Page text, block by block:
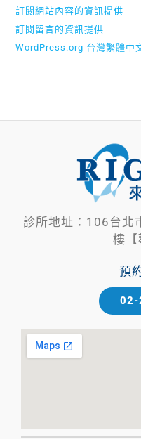
訂閱網站內容的資訊提供
訂閱留言的資訊提供
WordPress.org 台灣繁體中
診所地址：106台北
樓【
預
02-